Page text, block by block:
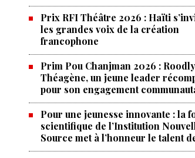
Prix RFI Théâtre 2026 : Haïti
les grandes voix de la création
francophone
Prim Pou Chanjman 2026 :
Théagène, un jeune leader
pour son engagement
Pour une jeunesse innovante : la
scientifique de l’Institution
Source met à l’honneur le talent